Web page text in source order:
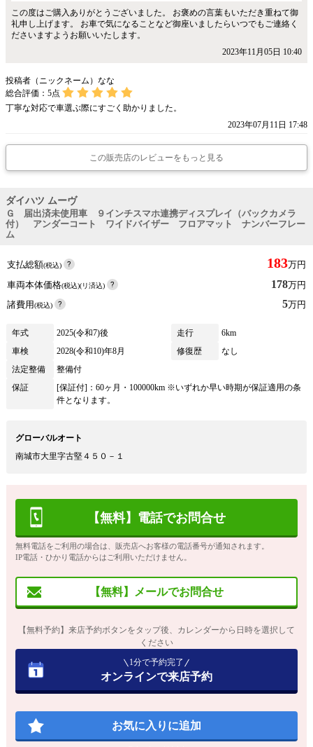
この度はご購入ありがとうございました。 お褒めの言葉もいただき重ねて御
礼申し上げます。 お車で気になることなど御座いましたらいつでもご連絡く
ださいますようお願いいたします。
2023年11月05日 10:40
投稿者（ニックネーム）なな
総合評価： 5点
丁寧な対応で車選ぶ際にすごく助かりました。
2023年07月11日 17:48
この販売店のレビューをもっと見る
ダイハツ ムーヴ
Ｇ 届出済未使用車 ９インチスマホ連携ディスプレイ（バックカメラ
付） アンダーコート ワイドバイザー フロアマット ナンバーフレー
ム
支払総額(税込) 183万円
車両本体価格(税込)(リ済込) 178万円
諸費用(税込) 5万円
年式 2025(令和7)後 走行
6km
車検
2028(令和10)年8月 修復歴
なし
法定整備
整備付
保証
[保証付]：60ヶ月・100000km ※いずれか早い時期が保証適用の条
件となります。
グローバルオート
南城市大里字古堅４５０－１
【無料】電話でお問合せ
無料電話をご利用の場合は、販売店へお客様の電話番号が通知されます。
IP電話・ひかり電話からはご利用いただけません。
【無料】メールでお問合せ
【無料予約】来店予約ボタンをタップ後、カレンダーから日時を選択して
ください
1分で予約完了
オンラインで来店予約
お気に入りに追加